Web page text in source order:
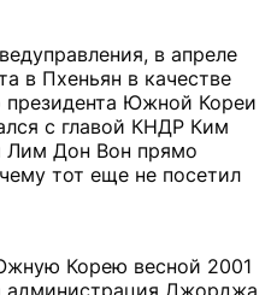
в апреле
в Пхеньян в качестве
президента Южной Кореи
с главой КНДР Ким
Лим Дон Вон прямо
тот еще не посетил
Корею весной 2001
администрация Джорджа